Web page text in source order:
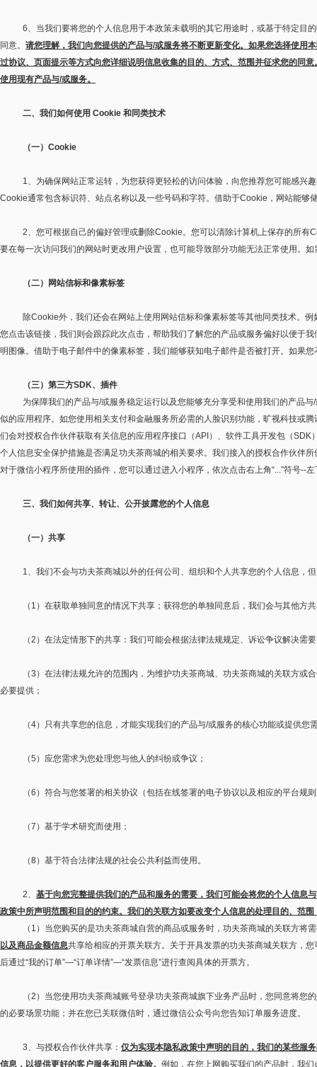
6、当我们要将您的个人信息用于本政策未载明的其它用途时，或基于特定目
同意。 请您理解，我们向您提供的产品与/或服务将不断更新变化。如果您选择使用
过协议、页面提示等方式向您详细说明信息收集的目的、方式、范围并征求您的同
使用现有产品与/或服务。
二、我们如何使用 Cookie 和同类技术
（一） Cookie
1、为确保网站正常运转，为您获得更轻松的访问体验，向您推荐您可能感兴
Cookie通常包含标识符、站点名称以及一些号码和字符。借助于Cookie ，网站能够
2、您可根据自己的偏好管理或删除Cookie。您可以清除计算机上保存的所有
要在每一次访问我们的网站时更改用户设置，也可能导致部分功能无法正常使用。
（二）网站信标和像素标签
除Cookie外，我们还会在网站上使用网站信标和像素标签等其他同类技术。
您点击该链接，我们则会跟踪此次点击，帮助我们了解您的产品或服务偏好以便于
明图像。借助于电子邮件中的像素标签，我们能够获知电子邮件是否被打开。如果
（三）第三方SDK、插件
为保障我们的产品与/或服务稳定运行以及您能够充分享受和使用我们的产品与/
似的应用程序。如您使用相关支付和金融服务所必需的人脸识别功能，旷视科技或腾
们会对授权合作伙伴获取有关信息的应用程序接口（API ）、软件工具开发包（SDK
个人信息安全保护措施是否满足功夫茶商城的相关要求。我们接入的授权合作伙伴所
对于微信小程序所使用的插件，您可以通过进入小程序，依次点击右上角“...”符号--左
三、我们如何共享、转让、公开披露您的个人信息
（一）共享
1、我们不会与功夫茶商城以外的任何公司、组织和个人共享您的个人信息，
（ 1 ）在获取单独同意的情况下共享；获得您的单独同意后，我们会与其他方
（2 ）在法定情形下的共享：我们可能会根据法律法规规定、诉讼争议解决需
（3 ）在法律法规允许的范围内，为维护功夫茶商城、功夫茶商城的关联方或
必要提供；
（4）只有共享您的信息，才能实现我们的产品与/或服务的核心功能或提供您
（5 ）应您需求为您处理您与他人的纠纷或争议；
（6 ）符合与您签署的相关协议（包括在线签署的电子协议以及相应的平台规
（7 ）基于学术研究而使用；
（8）基于符合法律法规的社会公共利益而使用。
2、 基于向您完整提供我们的产品和服务的需要，我们可能会将您的个人信息
政策中所声明范围和目的的约束。我们的关联方如要改变个人信息的处理目的、范
（ 1 ）当您购买的是功夫茶商城自营的商品或服务时，功夫茶商城的关联方将
以及商品金额信息共享给相应的开票关联方。关于开具发票的功夫茶商城关联方，
后通过“我的订单”—“订单详情”—“发票信息”进行查阅具体的开票方。
（2 ）当您使用功夫茶商城账号登录功夫茶商城旗下业务产品时，您同意将您的
的必要场景功能；并在您已关联微信时，通过微信公众号向您告知订单服务进度。
3、与授权合作伙伴共享： 仅为实现本隐私政策中声明的目的，我们的某些服
信息，以提供更好的客户服务和用户体验。 例如，在您上网购买我们的产品时，我